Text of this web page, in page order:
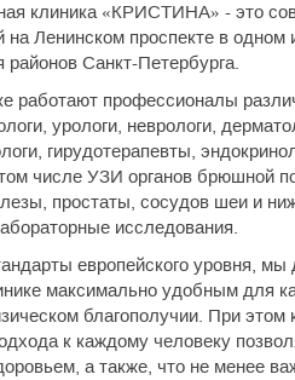
клиника «КРИСТИНА» - это
на Ленинском проспекте в
Санкт-Петербурга.
работают профессионалы
урологи, неврологи,
гирудотерапевты,
числе УЗИ органов брюшной
простаты, сосудов шеи и
исследования.
европейского уровня,
максимально удобным для
благополучии. При этом
к каждому человеку
а также, что не менее